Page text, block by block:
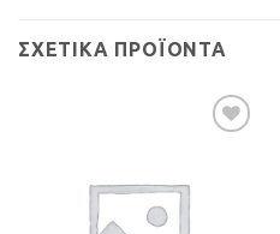
ΣΧΕΤΙΚΆ ΠΡΟΪΌΝΤΑ
Επιθυμιών